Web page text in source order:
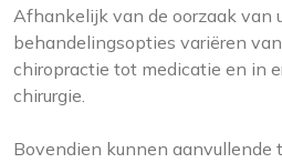
Afhankelijk van de oorzaak van
behandelingsopties variëren
chiropractie tot medicatie en in
chirurgie.
Bovendien kunnen aanvullende